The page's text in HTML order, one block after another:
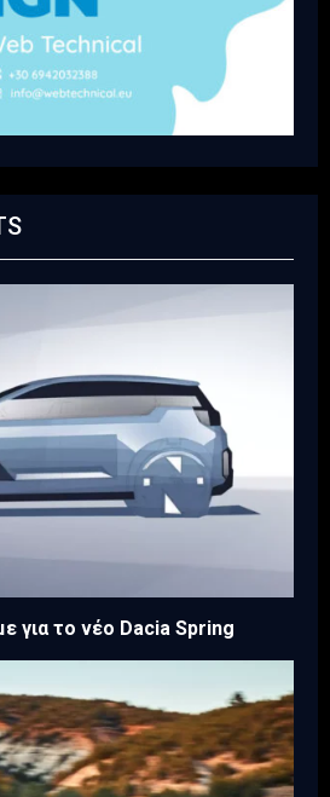
για το νέο Dacia Spring